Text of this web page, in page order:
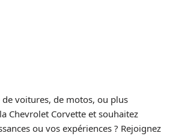
de voitures, de motos, ou plus
Chevrolet Corvette et souhaitez
ou vos expériences ? Rejoignez